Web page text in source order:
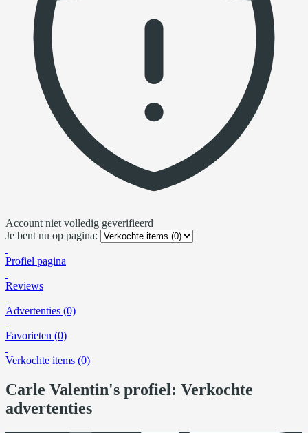
Account niet volledig geverifieerd
Je bent nu op pagina:
Profiel pagina
Reviews
Advertenties (0)
Favorieten (0)
Verkochte items (0)
Carle Valentin's profiel: Verkochte
advertenties